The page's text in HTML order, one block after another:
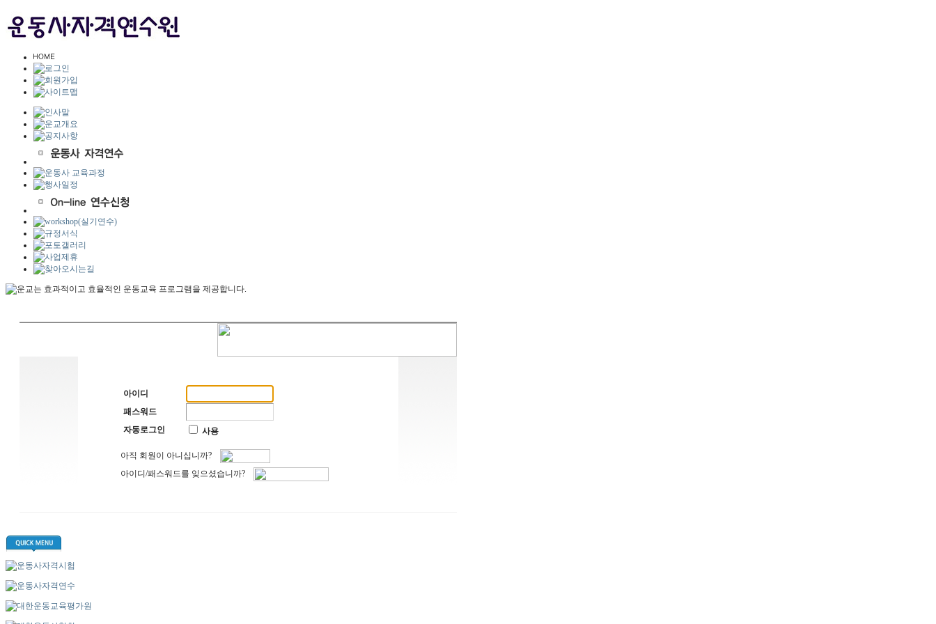
아이디
패스워드
자동로그인
사용
아직 회원이 아니십니까?
아이디/패스워드를 잊으셨습니까?